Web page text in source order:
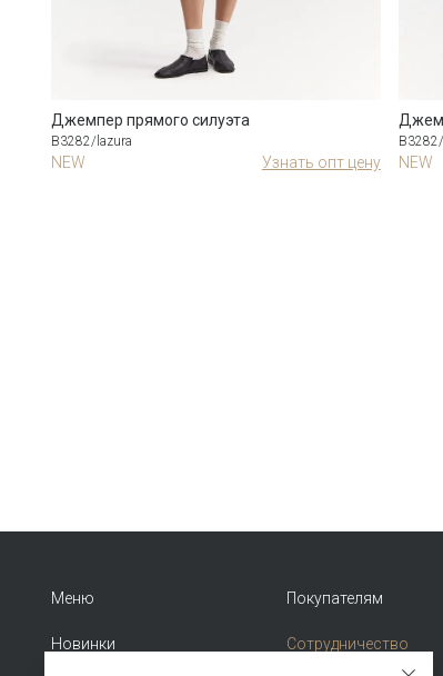
Джемпер прямого силуэта
B3282/lazura
NEW Узнать опт цену NEW
Меню
Новинки
Покупателям
Сотрудничество